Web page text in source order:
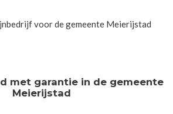
voor de gemeente Meierijstad
met garantie in de gemeente
Meierijstad